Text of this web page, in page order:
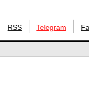
RSS Telegram